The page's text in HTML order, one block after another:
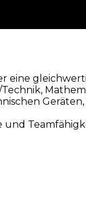
eine
und